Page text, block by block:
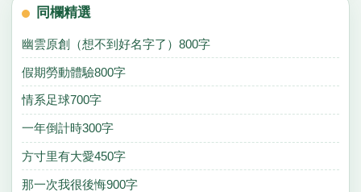
同欄精選
幽雲原創（想不到好名字了）800字
假期勞動體驗800字
情系足球700字
一年倒計時300字
方寸里有大愛450字
那一次我很後悔900字